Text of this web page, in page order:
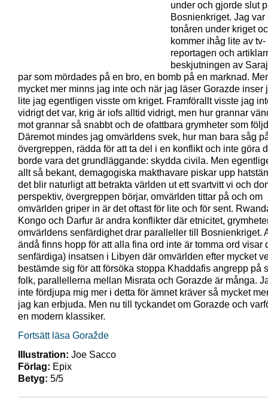
under och gjorde slut
Bosnienkriget. Jag var
tonåren under kriget
kommer ihåg lite av tv-
reportagen och
beskjutningen av
par som mördades på en bro, en bomb på en marknad.
mycket mer minns jag inte och när jag läser Gorazde inser
lite jag egentligen visste om kriget. Framförallt visste jag
vidrigt det var, krig är iofs alltid vidrigt, men hur grannar
mot grannar så snabbt och de ofattbara grymheter som
Däremot mindes jag omvärldens svek, hur man bara såg
övergreppen, rädda för att ta del i en konflikt och inte göra
borde vara det grundläggande: skydda civila. Men
allt så bekant, demagogiska makthavare piskar upp
det blir naturligt att betrakta världen ut ett svartvitt vi och
perspektiv, övergreppen börjar, omvärlden tittar på och om
omvärlden griper in är det oftast för lite och för sent.
Kongo och Darfur är andra konflikter där etnicitet,
omvärldens senfärdighet drar paralleller till Bosnienkriget.
ändå finns hopp för att alla fina ord inte är tomma ord visar
senfärdiga) insatsen i Libyen där omvärlden efter mycket
bestämde sig för att försöka stoppa Khaddafis angrepp på
folk, parallellerna mellan Misrata och Gorazde är många.
inte fördjupa mig mer i detta för ämnet kräver så mycket
jag kan erbjuda. Men nu till tyckandet om Gorazde och
en modern klassiker.
Fortsätt läsa Goražde
Illustration: Joe Sacco
Förlag: Epix
Betyg: 5/5